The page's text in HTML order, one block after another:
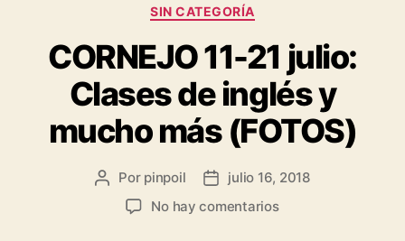
SIN CATEGORÍA
CORNEJO 11-21 julio:
Clases de inglés y
mucho más (FOTOS)
Por pinpoil
julio 16, 2018
No hay comentarios